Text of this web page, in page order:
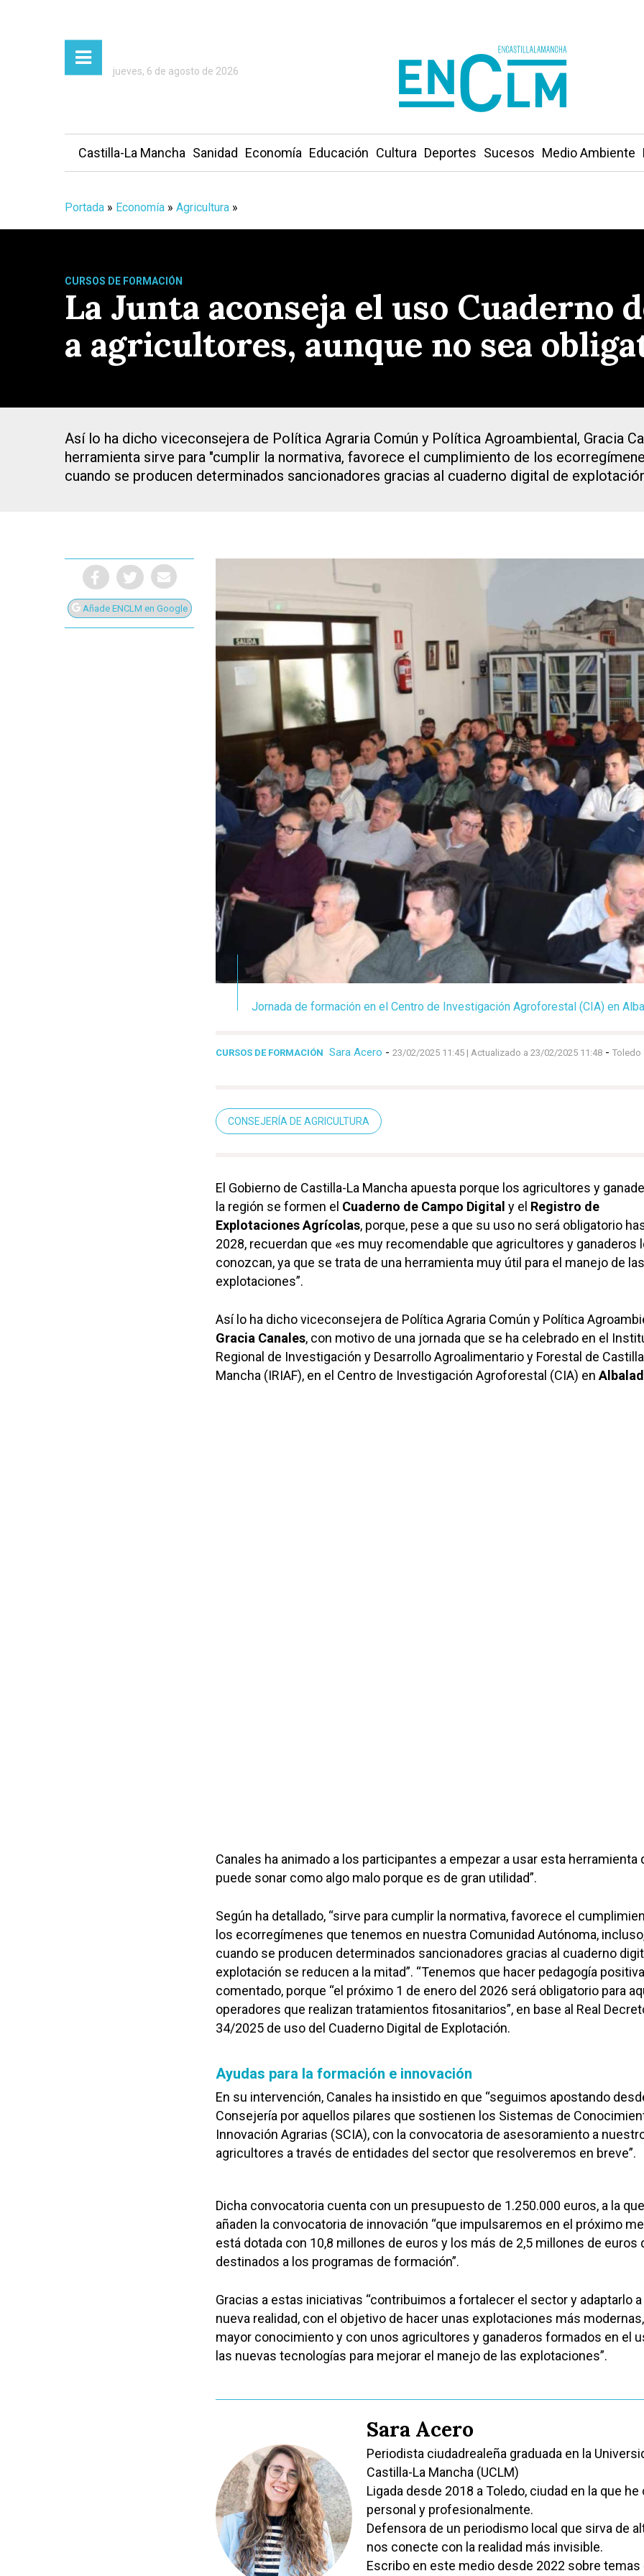
Presiona Intro para buscar o ESC para cerrar
jueves, 6 de agosto de 2026
Castilla-La Mancha Sanidad Economía Educación Cultura Deportes Sucesos Medio Ambiente
Portada » Economía » Agricultura »
CURSOS DE FORMACIÓN
La Junta aconseja el uso Cuaderno
a agricultores, aunque no sea
Así lo ha dicho viceconsejera de Política Agraria Común y Política Agroambiental, Gracia
herramienta sirve para "cumplir la normativa, favorece el cumplimiento de los
cuando se producen determinados sancionadores gracias al cuaderno digital de
Añade ENCLM en Google
Jornada de formación en el Centro de Investigación Agroforestal (CIA) en
CURSOS DE FORMACIÓN Sara Acero - 23/02/2025 11:45 | Actualizado a 23/02/2025 11:48 - Toledo
CONSEJERÍA DE AGRICULTURA
El Gobierno de Castilla-La Mancha apuesta porque los agricultores y
la región se formen el Cuaderno de Campo Digital y el Registro de
Explotaciones Agrícolas, porque, pese a que su uso no será obligatorio
2028, recuerdan que «es muy recomendable que agricultores y ganaderos
conozcan, ya que se trata de una herramienta muy útil para el manejo de las
explotaciones”.
Así lo ha dicho viceconsejera de Política Agraria Común y Política
Gracia Canales, con motivo de una jornada que se ha celebrado en el
Regional de Investigación y Desarrollo Agroalimentario y Forestal de
Mancha (IRIAF), en el Centro de Investigación Agroforestal (CIA) en
Canales ha animado a los participantes a empezar a usar esta herramienta
puede sonar como algo malo porque es de gran utilidad”.
Según ha detallado, “sirve para cumplir la normativa, favorece el
los ecorregímenes que tenemos en nuestra Comunidad Autónoma,
cuando se producen determinados sancionadores gracias al cuaderno
explotación se reducen a la mitad”. “Tenemos que hacer pedagogía
comentado, porque “el próximo 1 de enero del 2026 será obligatorio para
operadores que realizan tratamientos fitosanitarios”, en base al Real
34/2025 de uso del Cuaderno Digital de Explotación.
Ayudas para la formación e innovación
En su intervención, Canales ha insistido en que “seguimos apostando
Consejería por aquellos pilares que sostienen los Sistemas de
Innovación Agrarias (SCIA), con la convocatoria de asesoramiento a
agricultores a través de entidades del sector que resolveremos en breve”.
Dicha convocatoria cuenta con un presupuesto de 1.250.000 euros, a la
añaden la convocatoria de innovación “que impulsaremos en el próximo
está dotada con 10,8 millones de euros y los más de 2,5 millones de euros
destinados a los programas de formación”.
Gracias a estas iniciativas “contribuimos a fortalecer el sector y adaptarlo a
nueva realidad, con el objetivo de hacer unas explotaciones más
mayor conocimiento y con unos agricultores y ganaderos formados en el
las nuevas tecnologías para mejorar el manejo de las explotaciones”.
Sara Acero
Periodista ciudadrealeña graduada en la
Castilla-La Mancha (UCLM)
Ligada desde 2018 a Toledo, ciudad en la que
personal y profesionalmente.
Defensora de un periodismo local que sirva de
nos conecte con la realidad más invisible.
Escribo en este medio desde 2022 sobre temas